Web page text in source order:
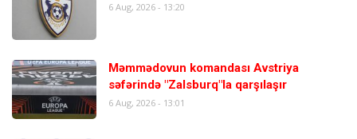
6 Aug, 2026 - 13:20
Məmmədovun komandası Avstriya
səfərində "Zalsburq"la qarşılaşır
6 Aug, 2026 - 13:01